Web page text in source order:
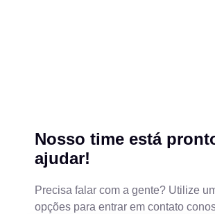
Nosso time está
ajudar!
Precisa falar com a gente? Utilize
opções para entrar em contato